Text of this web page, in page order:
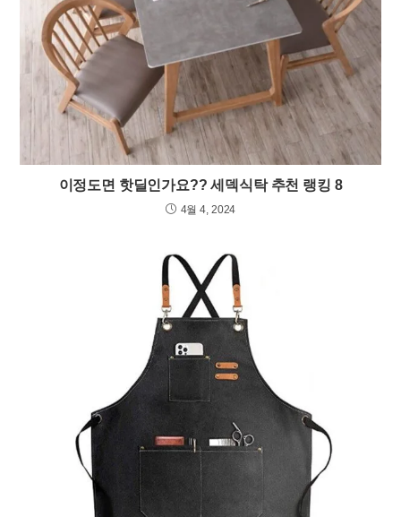
이정도면 핫딜인가요?? 세덱식탁 추천 랭킹 8
4월 4, 2024